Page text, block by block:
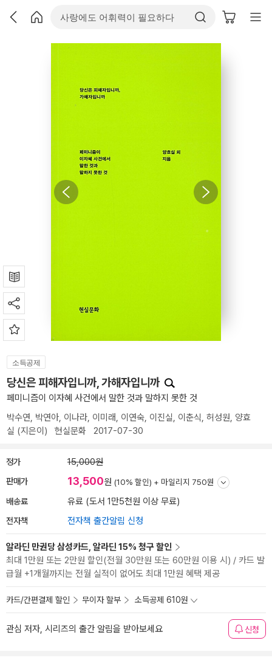
소득공제
당신은 피해자입니까, 가해자입니까
페미니즘이 이자혜 사건에서 말한 것과 말하지 못한 것
박수연, 박연아, 이나라, 이미래, 이연숙, 이진실, 이춘식, 허성원, 양효
실 (지은이)현실문화 2017-07-30
정가 15,000원
판매가 13,500원 (10% 할인) + 마일리지 750원
배송료 유료 (도서 1만5천원 이상 무료)
전자책 전자책 출간알림 신청
알라딘 만권당 삼성카드, 알라딘 15% 청구 할인
최대 1만원 또는 2만원 할인(전월 30만원 또는 60만원 이용 시) / 카드 발
급월 +1개월까지는 전월 실적이 없어도 최대 1만원 혜택 제공
카드/간편결제 할인 무이자 할부 소득공제 610원
관심 저자, 시리즈의 출간 알림을 받아보세요 신청